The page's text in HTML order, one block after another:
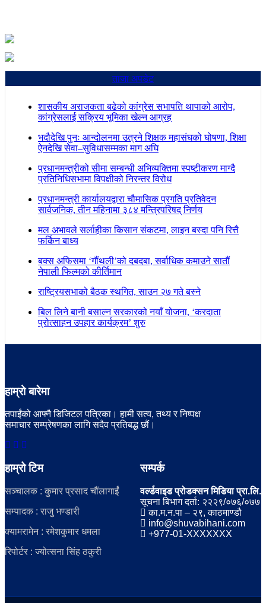
ताजा अपडेट
शासकीय अराजकता बढेको कांग्रेस सभापति थापाको आरोप,
कांग्रेसलाई सक्रिय भूमिका खेल्न आग्रह
भदौदेखि पुनः आन्दोलनमा उत्रने शिक्षक महासंघको घोषणा, शिक्षा
ऐनदेखि सेवा–सुविधासम्मका माग अघि
प्रधानमन्त्रीको सीमा सम्बन्धी अभिव्यक्तिमा स्पष्टीकरण माग्दै
प्रतिनिधिसभामा विपक्षीको निरन्तर विरोध
प्रधानमन्त्री कार्यालयद्वारा चौमासिक प्रगति प्रतिवेदन
सार्वजनिक, तीन महिनामा ३८४ मन्त्रिपरिषद् निर्णय
मल अभावले सर्लाहीका किसान संकटमा, लाइन बस्दा पनि रित्तै
फर्किन बाध्य
बक्स अफिसमा ‘गौंथली’को दबदबा, सर्वाधिक कमाउने सातौं
नेपाली फिल्मको कीर्तिमान
राष्ट्रियसभाको बैठक स्थगित, साउन २७ गते बस्ने
बिल लिने बानी बसाल्न सरकारको नयाँ योजना, ‘करदाता
प्रोत्साहन उपहार कार्यक्रम’ शुरु
हाम्रो बारेमा
तपाईंको आफ्नै डिजिटल पत्रिका। हामी सत्य, तथ्य र निष्पक्ष
समाचार सम्प्रेषणका लागि सदैव प्रतिबद्ध छौं।
हाम्रो टिम
सञ्चालक : कुमार प्रसाद चौंलागाईं
सम्पादक : राजु भण्डारी
क्यामरामेन : रमेशकुमार धमला
रिपोर्टर : ज्योत्सना सिंह ठकुरी
सम्पर्क
वर्ल्डवाइड प्रोडक्सन मिडिया प्रा.लि.
सूचना बिभाग दर्ता: २२२९/०७६/०७७
का.म.न.पा – २९, काठमाण्डौ
info@shuvabihani.com
+977-01-XXXXXXX